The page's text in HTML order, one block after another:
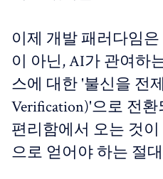
이제 개발 패러다임
이 아닌, AI가 관여하
스에 대한 '불신을 전
Verification)'으로 전
편리함에서 오는 것
으로 얻어야 하는 절